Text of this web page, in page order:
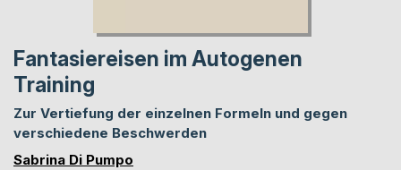
Fantasiereisen im Autogenen
Training
Zur Vertiefung der einzelnen Formeln und gegen
verschiedene Beschwerden
Sabrina Di Pumpo